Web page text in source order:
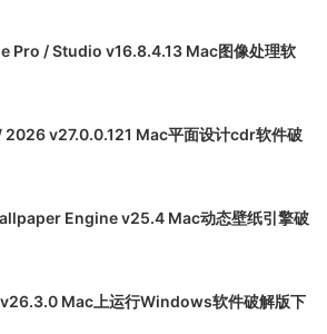
Pro / Studio v16.8.4.13 Mac图像处理软
2026 v27.0.0.121 Mac平面设计cdr软件破
Engine v25.4 Mac动态壁纸引擎破
Mac上运行Windows软件破解版下